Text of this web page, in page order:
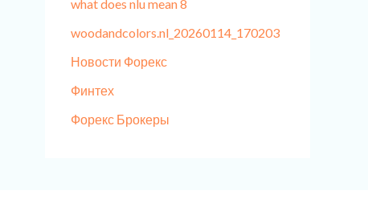
what does nlu mean 8
woodandcolors.nl_20260114_170203
Новости Форекс
Финтех
Форекс Брокеры